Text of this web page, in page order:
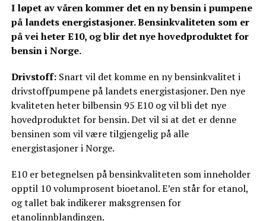
I løpet av våren kommer det en ny bensin i pumpene
på landets energistasjoner. Bensinkvaliteten som er
på vei heter E10, og blir det nye hovedproduktet for
bensin i Norge.
Drivstoff:Snart vil det komme en ny bensinkvalitet i
drivstoffpumpene på landets energistasjoner. Den nye
kvaliteten heter bilbensin 95 E10 og vil bli det nye
hovedproduktet for bensin. Det vil si at det er denne
bensinen som vil være tilgjengelig på alle
energistasjoner i Norge.
E10 er betegnelsen på bensinkvaliteten som inneholder
opptil 10 volumprosent bioetanol. E’en står for etanol,
og tallet bak indikerer maksgrensen for
etanolinnblandingen.